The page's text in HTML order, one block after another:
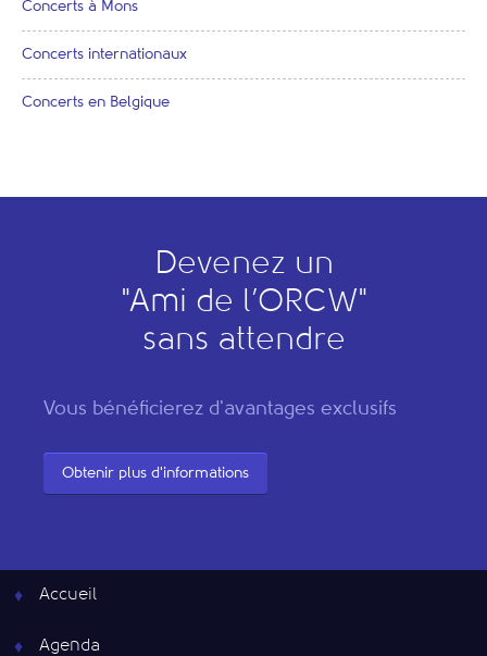
Concerts à Mons
Concerts internationaux
Concerts en Belgique
Devenez un
"Ami de l’ORCW"
sans attendre
Vous bénéficierez d'avantages exclusifs
Obtenir plus d'informations
Accueil
Agenda